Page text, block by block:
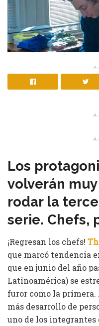
Los
volverán
rodar la
serie. Chefs,
¡Regresan los chefs!
que marcó tendencia
que en junio del año
Latinoamérica) se
furor como la primera.
más desarrollo de
uno de los integrantes